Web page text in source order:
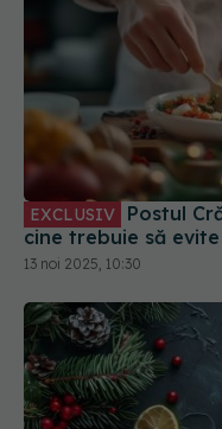
EXCLUSIV Postul Crăciunului: Cum să-l ții corect,
cine trebuie să
13 noi 2025, 10:30